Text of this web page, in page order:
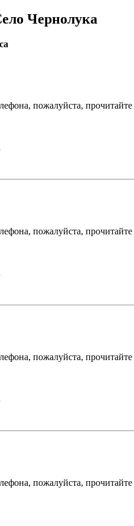
Чернолука
пожалуйста, прочитайте
пожалуйста, прочитайте
пожалуйста, прочитайте
пожалуйста, прочитайте